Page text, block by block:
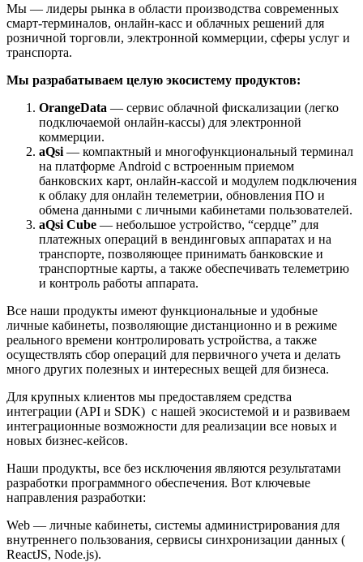
Мы — лидеры рынка в области производства современных
смарт-терминалов, онлайн-касс и облачных решений для
розничной торговли, электронной коммерции, сферы услуг и
транспорта.
Мы разрабатываем целую экосистему продуктов:
OrangeData — сервис облачной фискализации (легко
подключаемой онлайн-кассы) для электронной
коммерции.
aQsi — компактный и многофункциональный терминал
на платформе Android с встроенным приемом
банковских карт, онлайн-кассой и модулем подключения
к облаку для онлайн телеметрии, обновления ПО и
обмена данными с личными кабинетами пользователей.
aQsi Cube — небольшое устройство, “сердце” для
платежных операций в вендинговых аппаратах и на
транспорте, позволяющее принимать банковские и
транспортные карты, а также обеспечивать телеметрию
и контроль работы аппарата.
Все наши продукты имеют функциональные и удобные
личные кабинеты, позволяющие дистанционно и в режиме
реального времени контролировать устройства, а также
осуществлять сбор операций для первичного учета и делать
много других полезных и интересных вещей для бизнеса.
Для крупных клиентов мы предоставляем средства
интеграции (API и SDK) с нашей экосистемой и и развиваем
интеграционные возможности для реализации все новых и
новых бизнес-кейсов.
Наши продукты, все без исключения являются результатами
разработки программного обеспечения. Вот ключевые
направления разработки:
Web — личные кабинеты, системы администрирования для
внутреннего пользования, сервисы синхронизации данных (
ReactJS, Node.js).